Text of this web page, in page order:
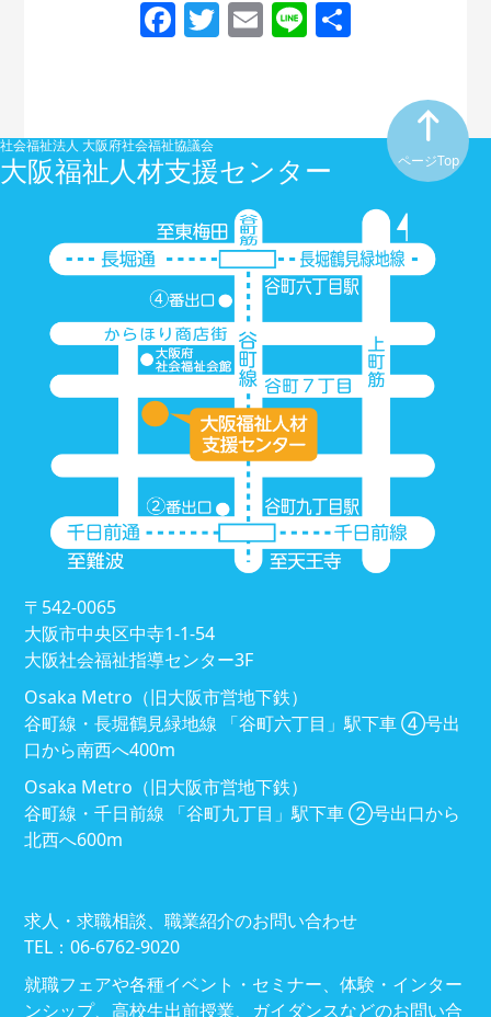
Facebook
Twitter
Email
Line
ページTop
社会福祉法人 大阪府社会福祉協議会
大阪福祉人材支援センター
〒542-0065
大阪市中央区中寺1-1-54
大阪社会福祉指導センター3F
Osaka Metro（旧大阪市営地下鉄）
谷町線・長堀鶴見緑地線 「谷町六丁目」駅下車 ④号出
口から南西へ400m
Osaka Metro（旧大阪市営地下鉄）
谷町線・千日前線 「谷町九丁目」駅下車 ②号出口から
北西へ600m
求人・求職相談、職業紹介のお問い合わせ
TEL：06-6762-9020
就職フェアや各種イベント・セミナー、体験・インター
ンシップ、高校生出前授業、ガイダンスなどのお問い合